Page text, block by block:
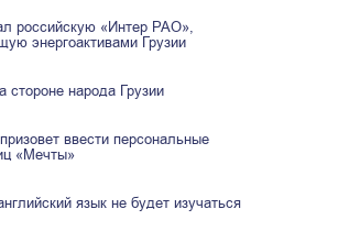
российскую «Интер РАО»,
энергоактивами Грузии
стороне народа Грузии
ввести персональные
«Мечты»
язык не будет изучаться